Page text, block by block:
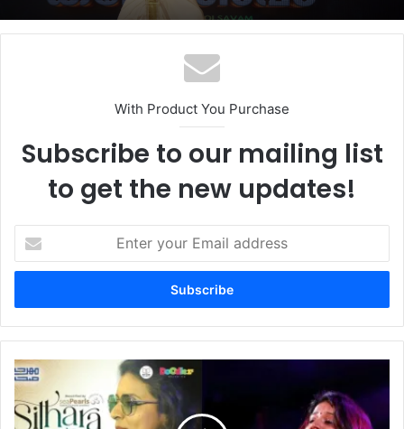
With Product You Purchase
Subscribe to our mailing list
to get the new updates!
your
Email